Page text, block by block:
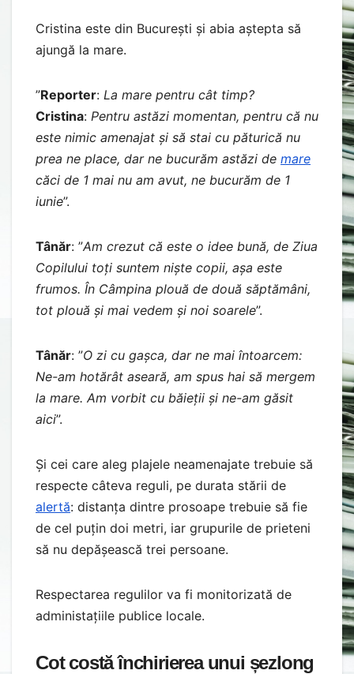
Cristina este din București și abia aștepta să
ajungă la mare.
”Reporter: La mare pentru cât timp?
Cristina: Pentru astăzi momentan, pentru că nu
este nimic amenajat și să stai cu păturică nu
prea ne place, dar ne bucurăm astăzi de mare
căci de 1 mai nu am avut, ne bucurăm de 1
iunie”.
Tânăr: ”Am crezut că este o idee bună, de Ziua
Copilului toți suntem niște copii, așa este
frumos. În Câmpina plouă de două săptămâni,
tot plouă și mai vedem și noi soarele”.
Tânăr: ”O zi cu gașca, dar ne mai întoarcem:
Ne-am hotărât aseară, am spus hai să mergem
la mare. Am vorbit cu băieții și ne-am găsit
aici”.
Și cei care aleg plajele neamenajate trebuie să
respecte câteva reguli, pe durata stării de
alertă: distanța dintre prosoape trebuie să fie
de cel puțin doi metri, iar grupurile de prieteni
să nu depășească trei persoane.
Respectarea regulilor va fi monitorizată de
administațiile publice locale.
Cot costă închirierea unui șezlong